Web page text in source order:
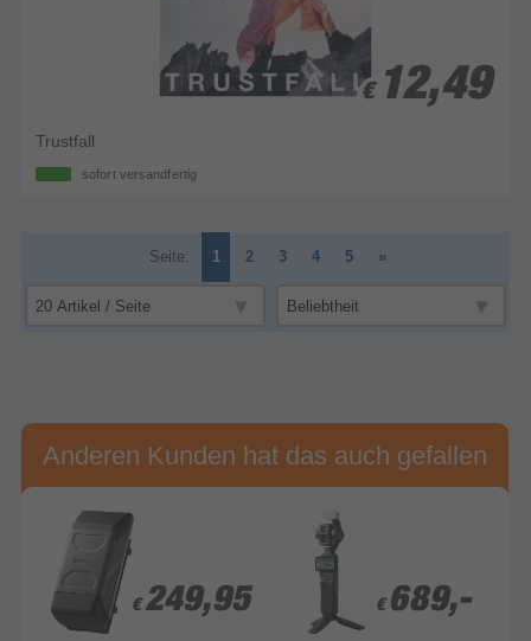
€ 12,49
€ 12,49
Trustfall
sofort versandfertig
Seite: 1 2 3 4 5 »
Anderen Kunden hat das auch gefallen
€ 249,95
€ 249,95 € 689,-
€ 689,-